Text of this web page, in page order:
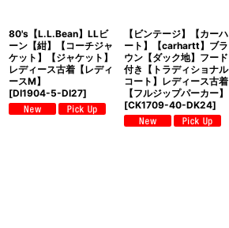
80's【L.L.Bean】LLビ
ーン【紺】【コーチジャ
ケット】【ジャケット】
レディース古着【レディ
ースM】
[DI1904-5-DI27]
【ビンテージ】【カーハ
ート】【carhartt】ブラ
ウン【ダック地】フード
付き【トラディショナル
コート】レディース古着
【フルジップパーカー】
[CK1709-40-DK24]